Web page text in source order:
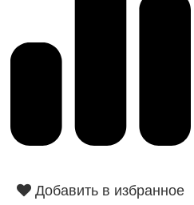
Добавить в избранное